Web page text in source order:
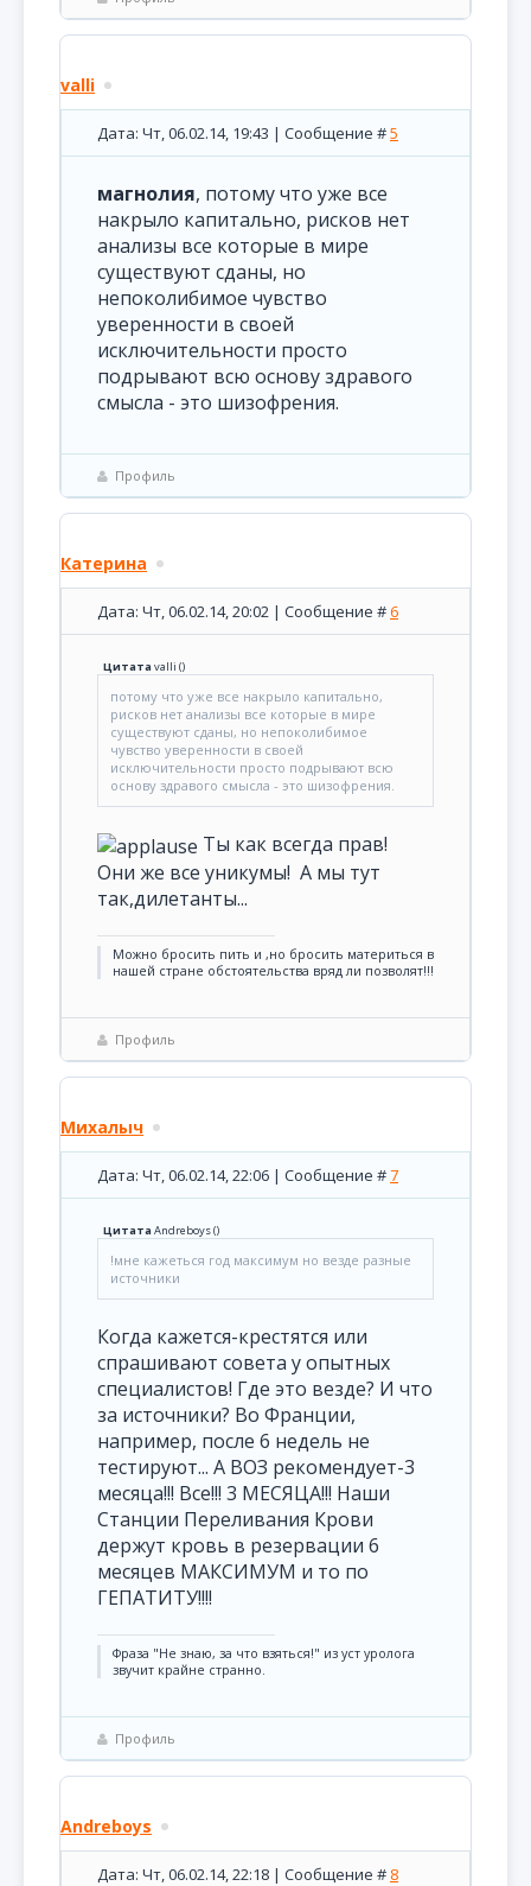
valli
Дата: Чт, 06.02.14, 19:43 | Сообщение #5
магнолия, потому что уже все
накрыло капитально, рисков нет
анализы все которые в мире
существуют сданы, но
непоколибимое чувство
уверенности в своей
исключительности просто
подрывают всю основу здравого
смысла - это шизофрения.
Профиль
Катерина
Дата: Чт, 06.02.14, 20:02 | Сообщение #6
Цитатаvalli ()
потому что уже все накрыло капитально,
рисков нет анализы все которые в мире
существуют сданы, но непоколибимое
чувство уверенности в своей
исключительности просто подрывают всю
основу здравого смысла - это шизофрения.
Ты как всегда прав!
Они же все уникумы! А мы тут
так,дилетанты...
Можно бросить пить и ,но бросить материться в
нашей стране обстоятельства вряд ли позволят!!!
Профиль
Михалыч
Дата: Чт, 06.02.14, 22:06 | Сообщение #7
ЦитатаAndreboys()
!мне кажеться год максимум но везде разные
источники
Когда кажется-крестятся или
спрашивают совета у опытных
специалистов! Где это везде? И что
за источники? Во Франции,
например, после 6 недель не
тестируют... А ВОЗ рекомендует-3
месяца!!! Все!!! 3 МЕСЯЦА!!! Наши
Станции Переливания Крови
держут кровь в резервации 6
месяцев МАКСИМУМ и то по
ГЕПАТИТУ!!!!
Фраза "Не знаю, за что взяться!" из уст уролога
звучит крайне странно.
Профиль
Andreboys
Дата: Чт, 06.02.14, 22:18 | Сообщение # 8